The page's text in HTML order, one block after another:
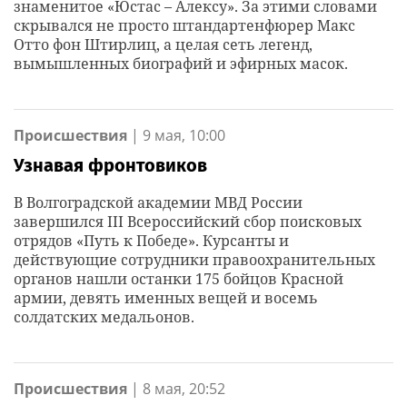
знаменитое «Юстас – Алексу». За этими словами
скрывался не просто штандартенфюрер Макс
Отто фон Штирлиц, а целая сеть легенд,
вымышленных биографий и эфирных масок.
Происшествия | 9 мая, 10:00
Узнавая фронтовиков
В Волгоградской академии МВД России
завершился III Всероссийский сбор поисковых
отрядов «Путь к Победе». Курсанты и
действующие сотрудники правоохранительных
органов нашли останки 175 бойцов Красной
армии, девять именных вещей и восемь
солдатских медальонов.
Происшествия | 8 мая, 20:52